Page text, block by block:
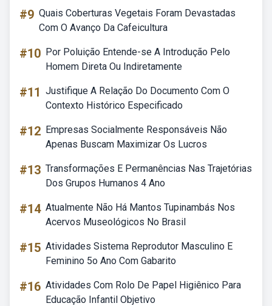
#9 Quais Coberturas Vegetais Foram Devastadas
Com O Avanço Da Cafeicultura
#10 Por Poluição Entende-se A Introdução Pelo
Homem Direta Ou Indiretamente
#11 Justifique A Relação Do Documento Com O
Contexto Histórico Especificado
#12 Empresas Socialmente Responsáveis Não
Apenas Buscam Maximizar Os Lucros
#13 Transformações E Permanências Nas Trajetórias
Dos Grupos Humanos 4 Ano
#14 Atualmente Não Há Mantos Tupinambás Nos
Acervos Museológicos No Brasil
#15 Atividades Sistema Reprodutor Masculino E
Feminino 5o Ano Com Gabarito
#16 Atividades Com Rolo De Papel Higiênico Para
Educação Infantil Objetivo